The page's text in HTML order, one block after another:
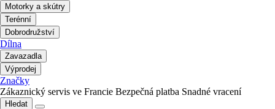
Motorky a skútry
Terénní
Dobrodružství
Dílna
Zavazadla
Výprodej
Značky
Zákaznický servis ve Francie Bezpečná platba Snadné vracení
Hledat